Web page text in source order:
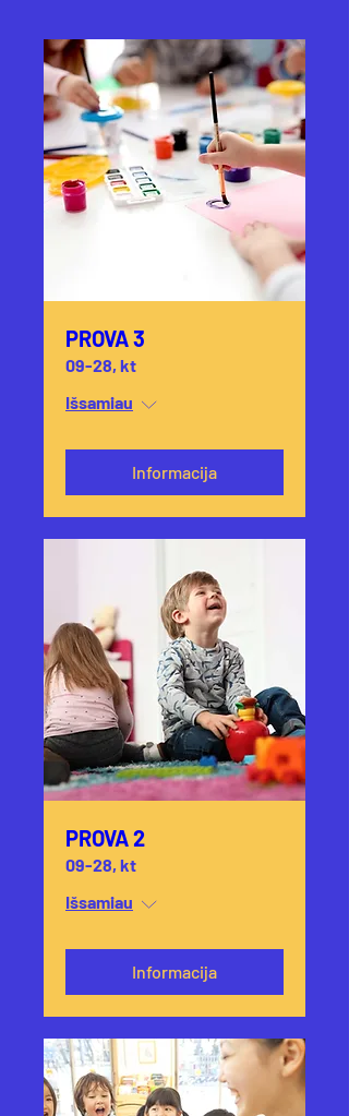
PROVA 3
09-28, kt
Išsamiau
Informacija
PROVA 2
09-28, kt
Išsamiau
Informacija